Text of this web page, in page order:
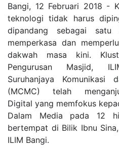
Bangi, 12 Februari 2018 -
teknologi tidak harus
dipandang sebagai satu
memperkasa dan
dakwah masa kini.
Pengurusan Masjid,
Suruhanjaya Komunikasi
(MCMC) telah
Digital yang memfokus
Dalam Media pada 12
bertempat di Bilik Ibnu
ILIM Bangi.